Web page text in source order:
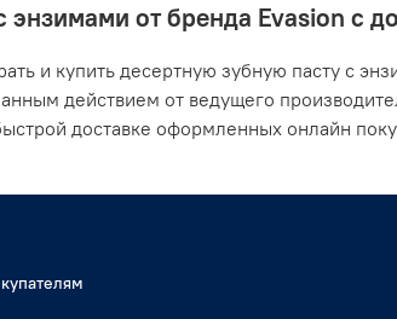
от бренда Evasion с
и купить десертную зубную пасту с
действием от ведущего
доставке оформленных онлайн